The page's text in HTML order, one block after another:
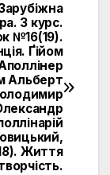
3 курс.
№16(19).
Ґійом
Альберт
Життя